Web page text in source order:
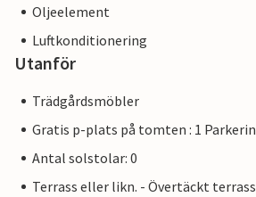
Oljeelement
Luftkonditionering
Utanför
Trädgårdsmöbler
Gratis p-plats på tomten : 1
Antal solstolar: 0
Terrass eller likn. - Övertäckt terrass